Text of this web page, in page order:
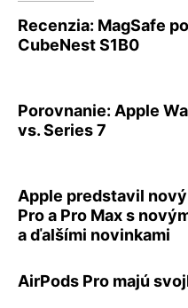
Recenzia: MagSafe
CubeNest S1B0
Porovnanie: Apple
vs. Series 7
Apple predstavil
Pro a Pro Max s
a ďalšími novinkami
AirPods Pro majú